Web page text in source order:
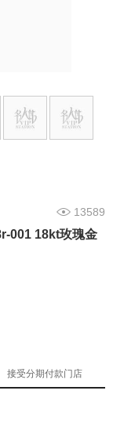
13589
001 18kt玫瑰金
接受分期付款门店